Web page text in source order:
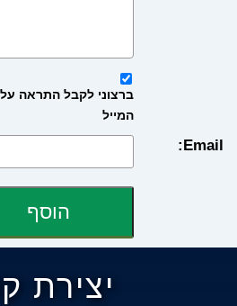
ברצוני לקבל התראה
המייל
Email:
יצירת